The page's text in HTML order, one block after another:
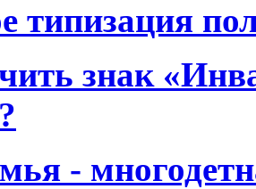
типизация
знак
-